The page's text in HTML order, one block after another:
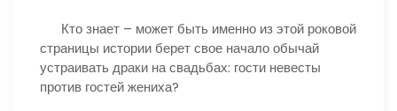
Кто знает – может быть именно из этой роковой
страницы истории берет свое начало обычай
устраивать драки на свадьбах: гости невесты
против гостей жениха?